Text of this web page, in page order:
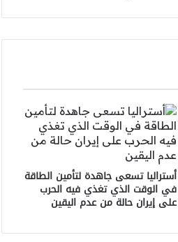
أستراليا تسعى جاهدة لتأمين الطاقة
في الوقت الذي تغذي فيه الحرب
على إيران حالة من عدم اليقين